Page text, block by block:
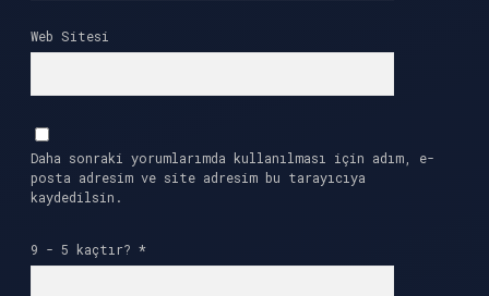
Web Sitesi
Daha sonraki yorumlarımda kullanılması için adım, e-
posta adresim ve site adresim bu tarayıcıya
kaydedilsin.
9 - 5 kaçtır? *